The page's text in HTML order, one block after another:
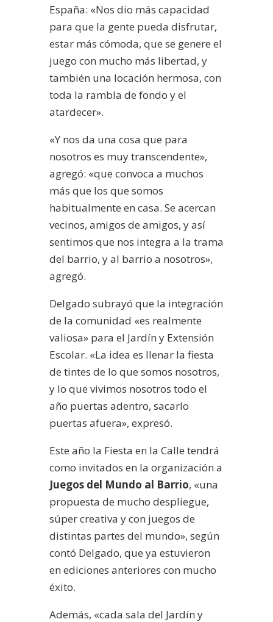
España: «Nos dio más capacidad
para que la gente pueda disfrutar,
estar más cómoda, que se genere el
juego con mucho más libertad, y
también una locación hermosa, con
toda la rambla de fondo y el
atardecer».
«Y nos da una cosa que para
nosotros es muy transcendente»,
agregó: «que convoca a muchos
más que los que somos
habitualmente en casa. Se acercan
vecinos, amigos de amigos, y así
sentimos que nos integra a la trama
del barrio, y al barrio a nosotros»,
agregó.
Delgado subrayó que la integración
de la comunidad «es realmente
valiosa» para el Jardín y Extensión
Escolar. «La idea es llenar la fiesta
de tintes de lo que somos nosotros,
y lo que vivimos nosotros todo el
año puertas adentro, sacarlo
puertas afuera», expresó.
Este año la Fiesta en la Calle tendrá
como invitados en la organización a
Juegos del Mundo al Barrio, «una
propuesta de mucho despliegue,
súper creativa y con juegos de
distintas partes del mundo», según
contó Delgado, que ya estuvieron
en ediciones anteriores con mucho
éxito.
Además, «cada sala del Jardín y